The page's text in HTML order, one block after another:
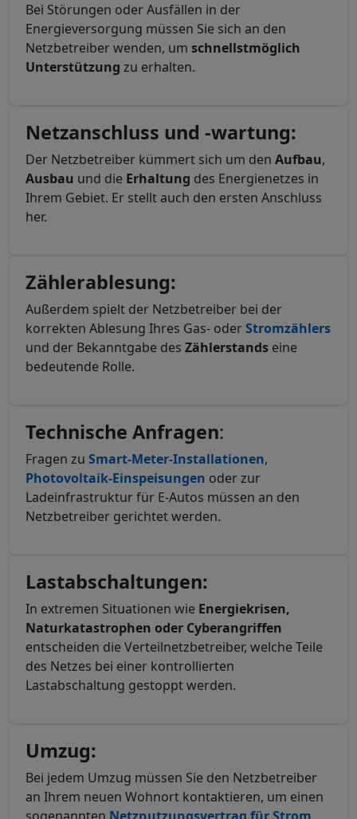
Bei Störungen oder Ausfällen in der
Energieversorgung müssen Sie sich an den
Netzbetreiber wenden, um schnellstmöglich
Unterstützung zu erhalten.
Netzanschluss und -wartung:
Der Netzbetreiber kümmert sich um den Aufbau,
Ausbau und die Erhaltung des Energienetzes in
Ihrem Gebiet. Er stellt auch den ersten Anschluss
her.
Zählerablesung:
Außerdem spielt der Netzbetreiber bei der
korrekten Ablesung Ihres Gas- oderStromzählers
und der Bekanntgabe des Zählerstands eine
bedeutende Rolle.
Technische Anfragen:
Fragen zu Smart-Meter-Installationen,
Photovoltaik-Einspeisungen oder zur
Ladeinfrastruktur für E-Autos müssen an den
Netzbetreiber gerichtet werden.
Lastabschaltungen:
In extremen Situationen wie Energiekrisen,
Naturkatastrophen oder Cyberangriffen
entscheiden die Verteilnetzbetreiber, welche Teile
des Netzes bei einer kontrollierten
Lastabschaltung gestoppt werden.
Umzug:
Bei jedem Umzug müssen Sie den Netzbetreiber
an Ihrem neuen Wohnort kontaktieren, um einen